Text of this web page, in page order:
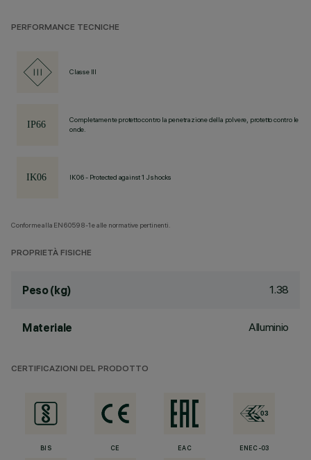
PERFORMANCE TECNICHE
Classe III
Completamente protetto contro la penetrazione della polvere, protetto contro le
onde.
IK06 - Protected against 1 J shocks
Conforme alla EN60598-1 e alle normative pertinenti.
PROPRIETÀ FISICHE
Peso (kg) 1.38
Materiale Alluminio
CERTIFICAZIONI DEL PRODOTTO
BIS CE EAC ENEC-03